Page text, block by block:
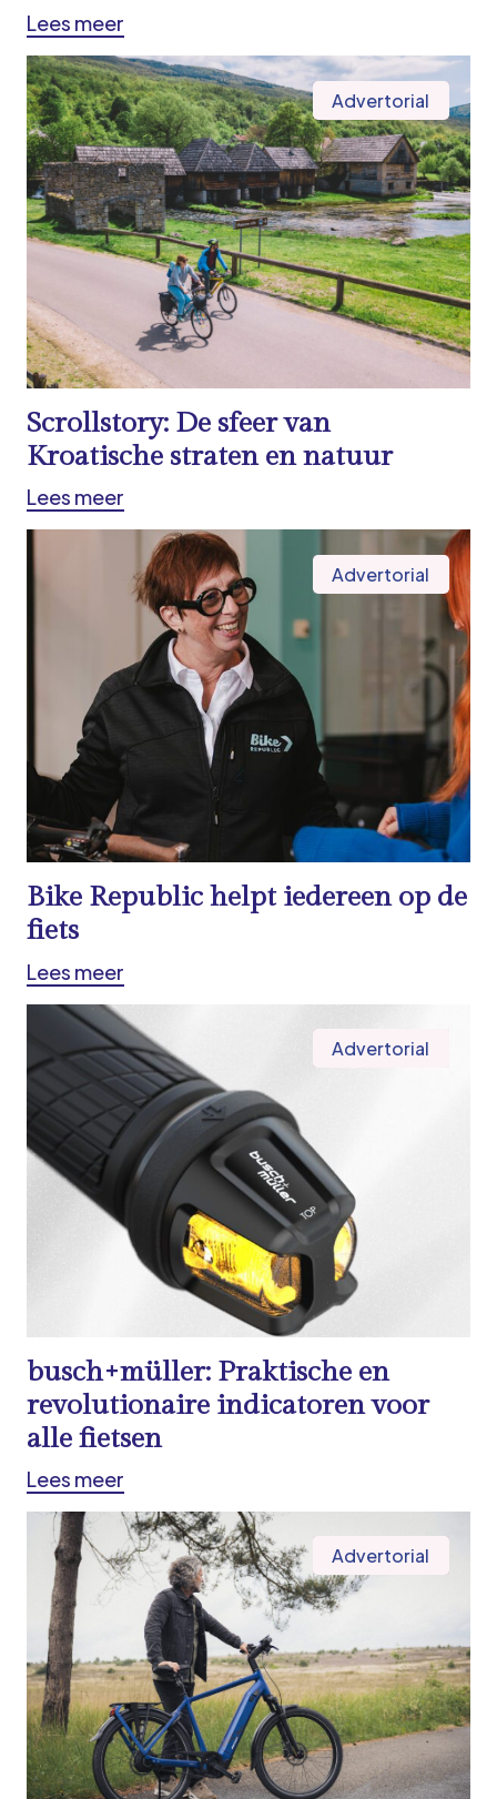
Lees meer
Advertorial
Scrollstory: De sfeer van
Kroatische straten en natuur
Lees meer
Advertorial
Bike Republic helpt iedereen op de
fiets
Lees meer
Advertorial
busch+müller: Praktische en
revolutionaire indicatoren voor
alle fietsen
Lees meer
Advertorial